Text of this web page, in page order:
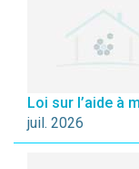
Loi sur l’aide à
juil. 2026